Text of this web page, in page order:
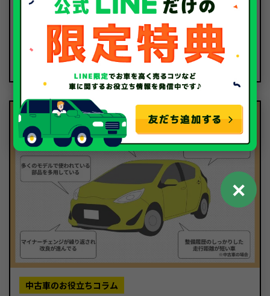
中古車のお役立ちコラム
2020.11.20
チャイルドシートの使用期間はいつまで？義務や必要
性について
中古車のお役立ちコラム
✕